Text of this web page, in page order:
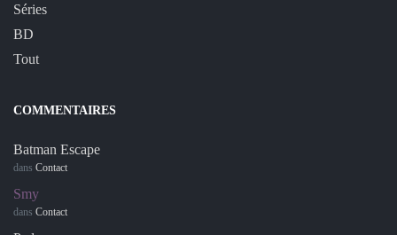
Séries
BD
Tout
COMMENTAIRES
Batman Escape
dans Contact
Smy
dans Contact